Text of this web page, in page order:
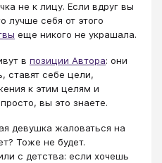
не к лицу. Если вдруг вы
лучше себя от этого
еще никого не украшала.
в позиции Автора: они
ставят себе цели,
к этим целям и
вы это знаете.
девушка жаловаться на
Тоже не будет.
с детства: если хочешь